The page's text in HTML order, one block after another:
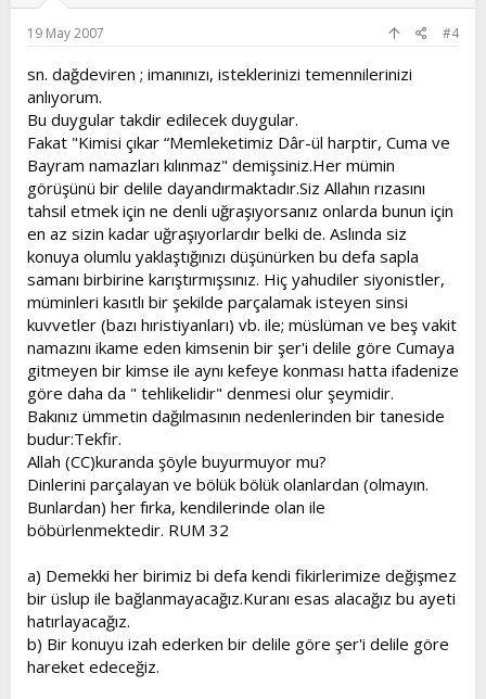
19 May 2007 #4
sn. dağdeviren ; imanınızı, isteklerinizi temennilerinizi
anlıyorum.
Bu duygular takdir edilecek duygular.
Fakat "Kimisi çıkar “Memleketimiz Dâr-ül harptir, Cuma ve
Bayram namazları kılınmaz" demişsiniz.Her mümin
görüşünü bir delile dayandırmaktadır.Siz Allahın rızasını
tahsil etmek için ne denli uğraşıyorsanız onlarda bunun için
en az sizin kadar uğraşıyorlardır belki de. Aslında siz
konuya olumlu yaklaştığınızı düşünürken bu defa sapla
samanı birbirine karıştırmışsınız. Hiç yahudiler siyonistler,
müminleri kasıtlı bir şekilde parçalamak isteyen sinsi
kuvvetler (bazı hıristiyanları) vb. ile; müslüman ve beş vakit
namazını ikame eden kimsenin bir şer'i delile göre Cumaya
gitmeyen bir kimse ile aynı kefeye konması hatta ifadenize
göre daha da " tehlikelidir" denmesi olur şeymidir.
Bakınız ümmetin dağılmasının nedenlerinden bir taneside
budur:Tekfir.
Allah (CC)kuranda şöyle buyurmuyor mu?
Dinlerini parçalayan ve bölük bölük olanlardan (olmayın.
Bunlardan) her fırka, kendilerinde olan ile
böbürlenmektedir. RUM 32
a) Demekki her birimiz bi defa kendi fikirlerimize değişmez
bir üslup ile bağlanmayacağız.Kuranı esas alacağız bu ayeti
hatırlayacağız.
b) Bir konuyu izah ederken bir delile göre şer'i delile göre
hareket edeceğiz.